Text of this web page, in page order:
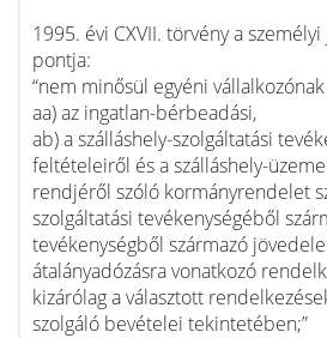
1995. évi CXVII. törvény a
pontja:
“nem minősül egyéni
aa) az ingatlan-bérbeadási,
ab) a szálláshely-szolgáltatási
feltételeiről és a szálláshely-
rendjéről szóló kormányrendelet
szolgáltatási tevékenységéből
tevékenységből származó
átalányadózásra vonatkozó
kizárólag a választott
szolgáló bevételei tekintetében;”